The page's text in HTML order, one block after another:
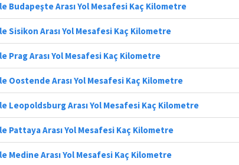
Budapeşte Arası Yol Mesafesi Kaç Kilometre
Sisikon Arası Yol Mesafesi Kaç Kilometre
Prag Arası Yol Mesafesi Kaç Kilometre
Oostende Arası Yol Mesafesi Kaç Kilometre
Leopoldsburg Arası Yol Mesafesi Kaç Kilometre
Pattaya Arası Yol Mesafesi Kaç Kilometre
Medine Arası Yol Mesafesi Kaç Kilometre